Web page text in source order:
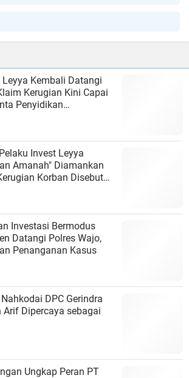
Leyya Kembali Datangi
Kerugian Kini Capai
Penyidikan
Invest Leyya
Amanah" Diamankan
Korban Disebut
Investasi Bermodus
Datangi Polres Wajo,
Penanganan Kasus
DPC Gerindra
Arif Dipercaya sebagai
Ungkap Peran PT